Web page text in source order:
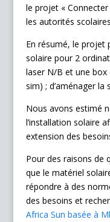
le projet « Connecter
les autorités
En résumé, le projet
solaire pour 2
laser N/B et une box
sim) ; d’aménager la
Nous avons estimé
l’installation solaire
extension des
Pour des raisons de
que le matériel
répondre à des
des besoins et
Africa Sun basée à